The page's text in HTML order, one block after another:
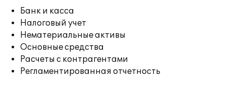
Банк и касса
Налоговый учет
Нематериальные активы
Основные средства
Расчеты с контрагентами
Регламентированная отчетность